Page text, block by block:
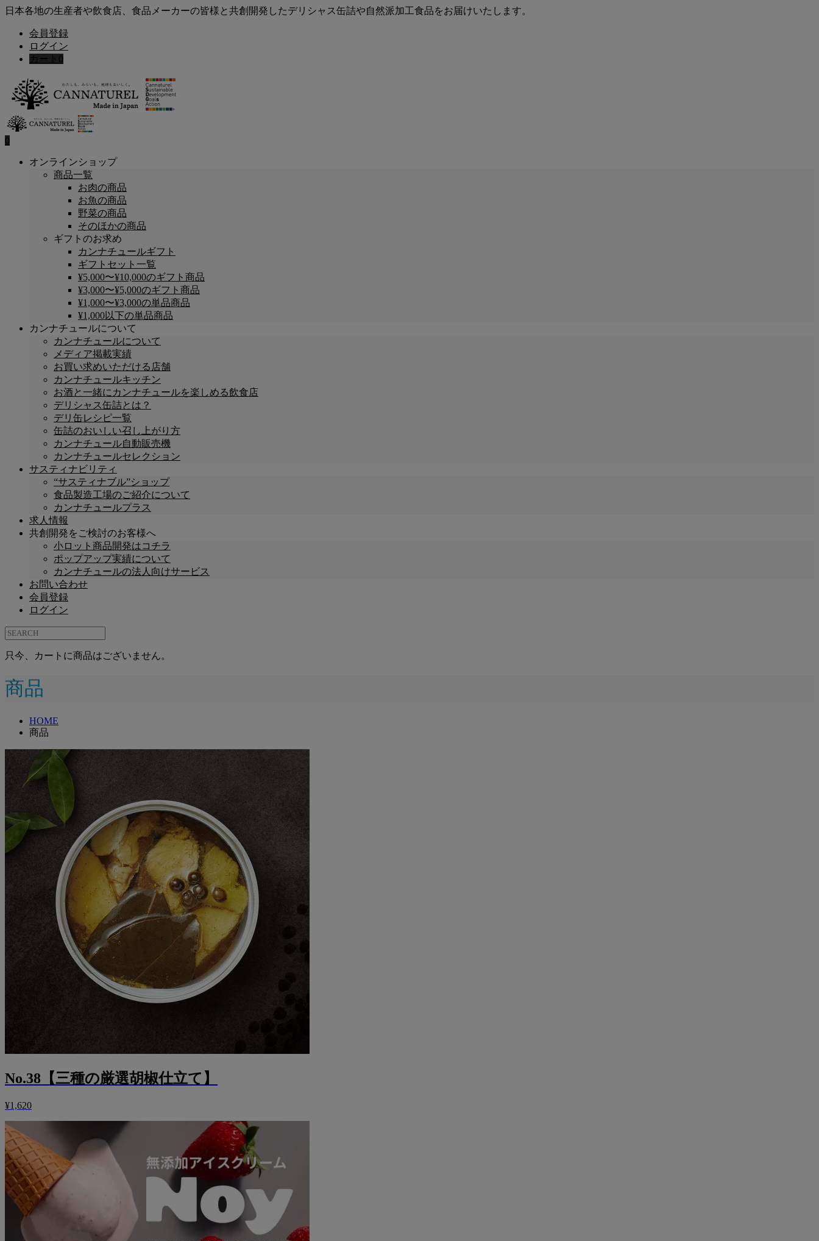
日本各地の生産者や飲食店、食品メーカーの皆様と共創開発したデリシャス缶詰や自然派加工食品をお届けいたします。
会員登録
ログイン
カート 0
0
オンラインショップ
商品一覧
お肉の商品
お魚の商品
野菜の商品
そのほかの商品
ギフトのお求め
カンナチュールギフト
ギフトセット一覧
¥5,000〜¥10,000のギフト商品
¥3,000〜¥5,000のギフト商品
¥1,000〜¥3,000の単品商品
¥1,000以下の単品商品
カンナチュールについて
カンナチュールについて
メディア掲載実績
お買い求めいただける店舗
カンナチュールキッチン
お酒と一緒にカンナチュールを楽しめる飲食店
デリシャス缶詰とは？
デリ缶レシピ一覧
缶詰のおいしい召し上がり方
カンナチュール自動販売機
カンナチュールセレクション
サスティナビリティ
“サスティナブル”ショップ
食品製造工場のご紹介について
カンナチュールプラス
求人情報
共創開発をご検討のお客様へ
小ロット商品開発はコチラ
ポップアップ実績について
カンナチュールの法人向けサービス
お問い合わせ
会員登録
ログイン
只今、カートに商品はございません。
商品
HOME
商品
No.38【三種の厳選胡椒仕立て】
¥1,620